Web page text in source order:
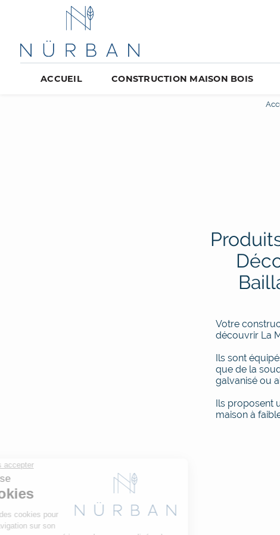
ACCUEIL CONSTRUCTION MAISON BOIS
Votre
découvrir La
Ils sont
que de la
galvanisé ou
Ils proposent
maison à